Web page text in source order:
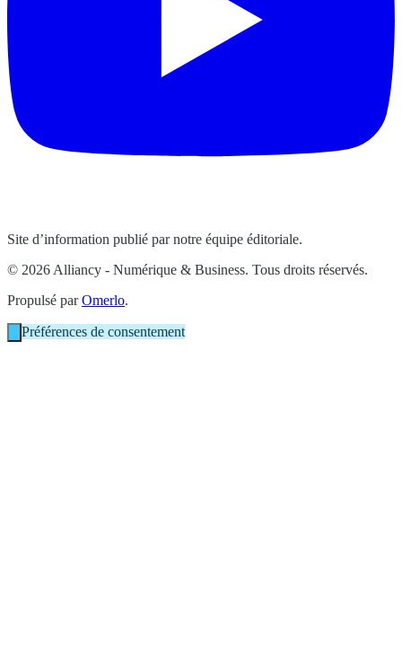
Site d’information publié par notre équipe éditoriale.
© 2026 Alliancy - Numérique & Business. Tous droits réservés.
Propulsé parOmerlo.
Préférences de consentement